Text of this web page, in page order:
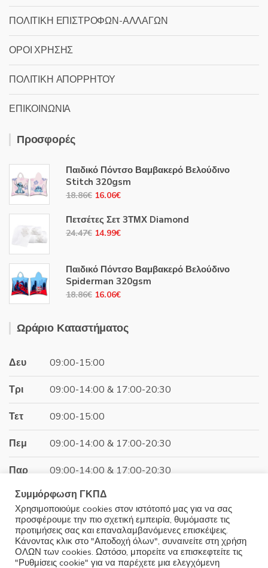
ΠΟΛΙΤΙΚΗ ΕΠΙΣΤΡΟΦΩΝ-ΑΛΛΑΓΩΝ
ΟΡΟΙ ΧΡΗΣΗΣ
ΠΟΛΙΤΙΚΗ ΑΠΟΡΡΗΤΟΥ
ΕΠΙΚΟΙΝΩΝΙΑ
Προσφορές
Παιδικό Πόντσο Βαμβακερό Βελούδινο
Stitch 320gsm
18.86€ Original
was:
18.86€.
16.06€Η
τιμή
είναι:
Πετσέτες Σετ 3ΤΜΧ Diamond
24.47€ Original
24.47€.
14.99€Η
είναι:
14.99€.
Παιδικό Πόντσο Βαμβακερό Βελούδινο
Spiderman 320gsm
18.86€ Original
was:
18.86€.
16.06€Η
τιμή
είναι:
Ωράριο Καταστήματος
Δευ 09:00-15:00
Τρι 09:00-14:00 & 17:00-20:30
Τετ 09:00-15:00
Πεμ 09:00-14:00 & 17:00-20:30
Παρ 09:00-14:00 & 17:00-20:30
Σαβ 09:00-15:00
Κυρ Κλειστά
Συμμόρφωση ΓΚΠΔ
Χρησιμοποιούμε cookies στον ιστότοπό μας για να σας
προσφέρουμε την πιο σχετική εμπειρία, θυμόμαστε τις
προτιμήσεις σας και επαναλαμβανόμενες επισκέψεις.
Κάνοντας κλικ στο "Αποδοχή όλων", συναινείτε στη χρήση
ΟΛΩΝ των cookies. Ωστόσο, μπορείτε να επισκεφτείτε τις
"Ρυθμίσεις cookie" για να παρέχετε μια ελεγχόμενη